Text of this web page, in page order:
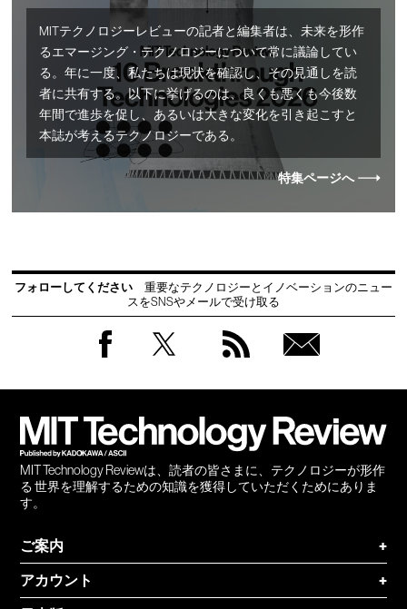
MITテクノロジーレビューの記者と編集者は、未来を形作
るエマージング・テクノロジーについて常に議論してい
る。年に一度、私たちは現状を確認し、その見通しを読
者に共有する。以下に挙げるのは、良くも悪くも今後数
年間で進歩を促し、あるいは大きな変化を引き起こすと
本誌が考えるテクノロジーである。
特集ページへ
フォローしてください
重要なテクノロジーとイノベーションのニュー
スをSNSやメールで受け取る
MIT Technology Reviewは、読者の皆さまに、テクノロジーが形作
る 世界を理解するための知識を獲得していただくためにありま
す。
ご案内
+
アカウント
+